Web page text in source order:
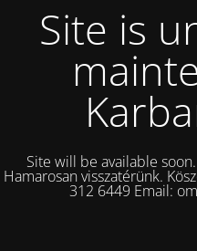
Site is
Site will be available
Hamarosan visszatérünk.
312 6449 Email: